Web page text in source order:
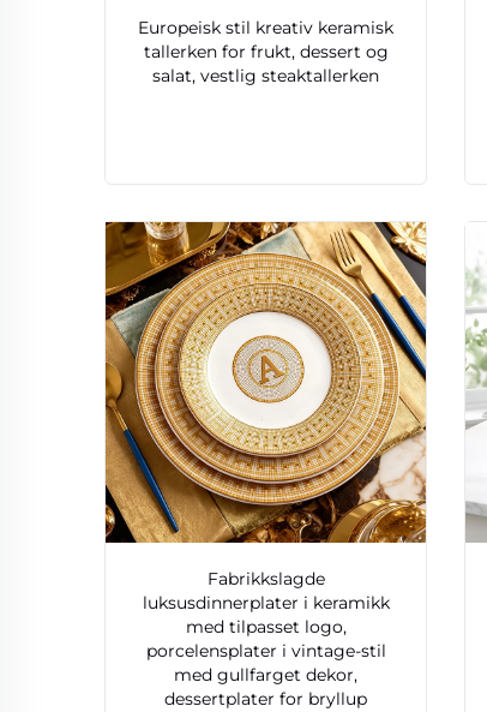
Europeisk stil kreativ keramisk
tallerken for frukt, dessert og
salat, vestlig steaktallerken
Fabrikkslagde
luksusdinnerplater i keramikk
med tilpasset logo,
porcelensplater i vintage-stil
med gullfarget dekor,
dessertplater for bryllup